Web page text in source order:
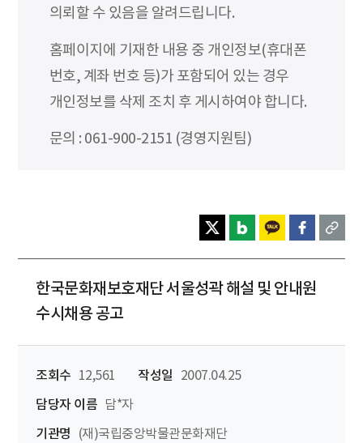
의뢰할 수 있음을 알려드립니다.
홈페이지에 기재한 내용 중 개인정보(휴대폰
번호, 계좌 번호 등)가 포함되어 있는 경우
개인정보를 삭제 조치 후 게시하여야 합니다.
문의 : 061-900-2151 (경영지원팀)
한국문화재보호재단 서울성곽 해설 및 안내원
수시채용 공고
조회수 12,561 작성일
2007.04.25
담당자 이름 담*자
기관명
(재)국립중앙박물관문화재단